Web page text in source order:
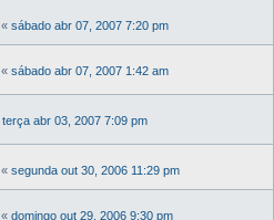
« sábado abr 07, 2007 7:20 pm
« sábado abr 07, 2007 1:42 am
terça abr 03, 2007 7:09 pm
« segunda out 30, 2006 11:29 pm
« domingo out 29, 2006 9:30 pm